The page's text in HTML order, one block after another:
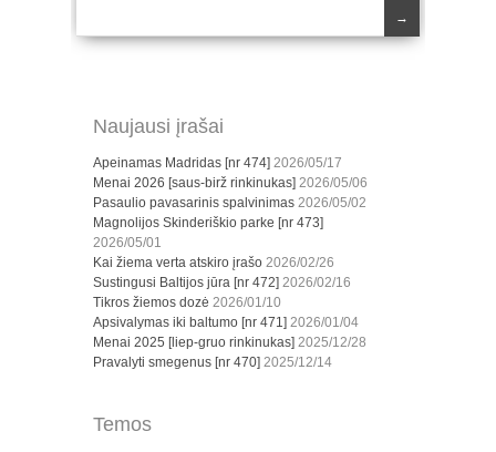
→
Naujausi įrašai
Apeinamas Madridas [nr 474] 2026/05/17
Menai 2026 [saus-birž rinkinukas] 2026/05/06
Pasaulio pavasarinis spalvinimas 2026/05/02
Magnolijos Skinderiškio parke [nr 473]
2026/05/01
Kai žiema verta atskiro įrašo 2026/02/26
Sustingusi Baltijos jūra [nr 472] 2026/02/16
Tikros žiemos dozė 2026/01/10
Apsivalymas iki baltumo [nr 471] 2026/01/04
Menai 2025 [liep-gruo rinkinukas] 2025/12/28
Pravalyti smegenus [nr 470] 2025/12/14
Temos